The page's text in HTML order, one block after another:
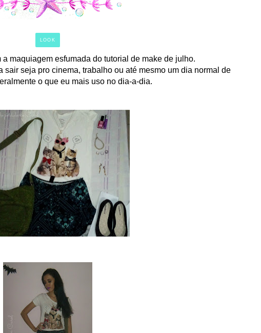
LOOK
maquiagem esfumada do tutorial de make de julho.
seja pro cinema, trabalho ou até mesmo um dia normal de
o que eu mais uso no dia-a-dia.